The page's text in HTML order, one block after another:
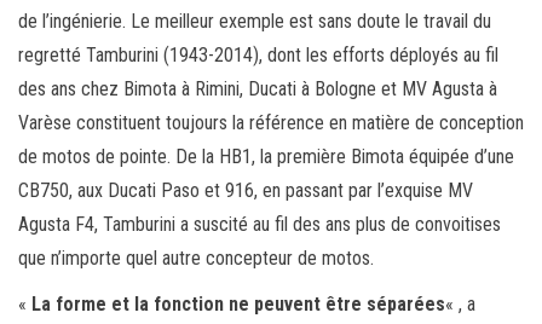
de l’ingénierie. Le meilleur exemple est sans doute le travail du
regretté Tamburini (1943-2014), dont les efforts déployés au fil
des ans chez Bimota à Rimini, Ducati à Bologne et MV Agusta à
Varèse constituent toujours la référence en matière de conception
de motos de pointe. De la HB1, la première Bimota équipée d’une
CB750, aux Ducati Paso et 916, en passant par l’exquise MV
Agusta F4, Tamburini a suscité au fil des ans plus de convoitises
que n’importe quel autre concepteur de motos.
« La forme et la fonction ne peuvent être séparées« , a